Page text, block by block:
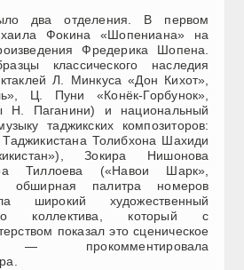
два отделения. В первом
Фокина «Шопениана» на
Фредерика Шопена.
классического наследия
Л. Минкуса «Дон Кихот»,
Ц. Пуни «Конёк-Горбунок»,
Н. Паганини) и национальный
таджикских композиторов:
Толибхона Шахиди
Зокира Нишонова
Тиллоева («Навои Шарк»,
обширная палитра номеров
широкий художественный
коллектива, который с
показал это сценическое
— прокомментировала